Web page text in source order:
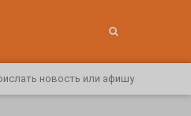
новость или афишу